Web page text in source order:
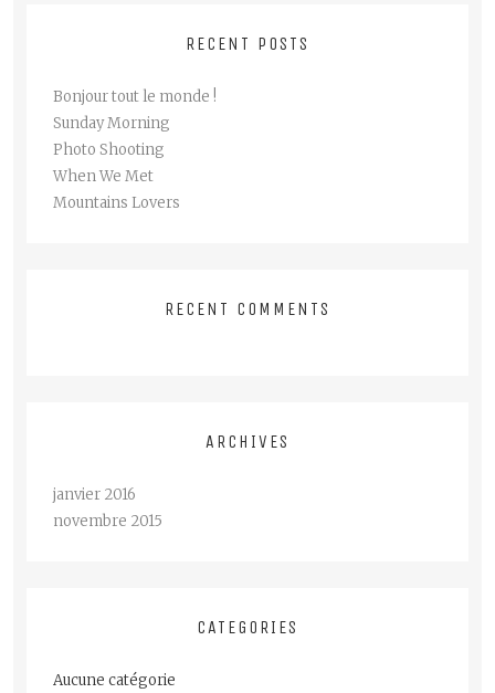
RECENT POSTS
Bonjour tout le monde !
Sunday Morning
Photo Shooting
When We Met
Mountains Lovers
RECENT COMMENTS
ARCHIVES
janvier 2016
novembre 2015
CATEGORIES
Aucune catégorie